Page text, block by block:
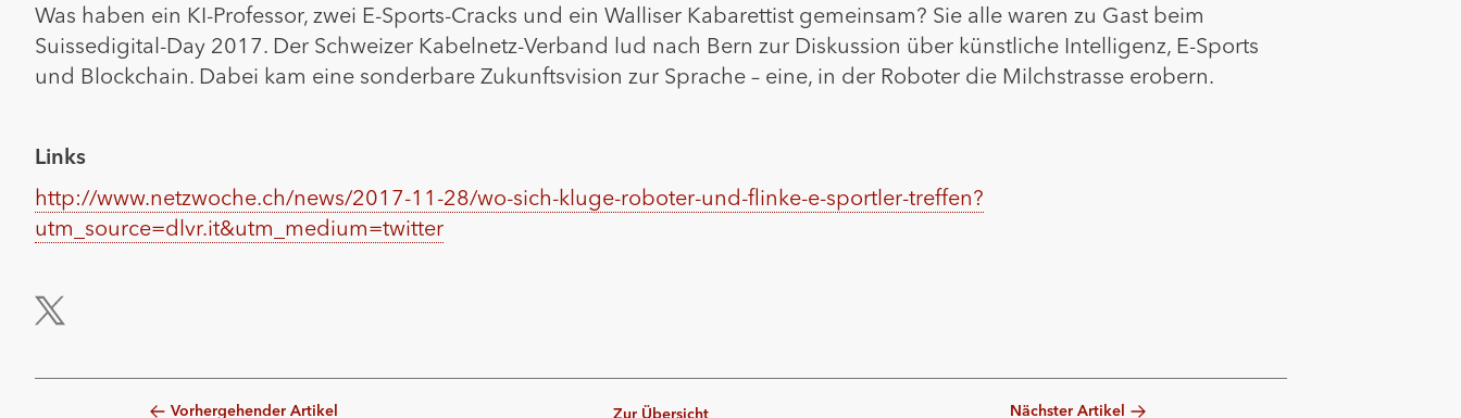
Was haben ein KI-Professor, zwei E-Sports-Cracks und ein Walliser Kabarettist gemeinsam? Sie alle waren zu Gast beim
Suissedigital-Day 2017. Der Schweizer Kabelnetz-Verband lud nach Bern zur Diskussion über künstliche Intelligenz, E-Sports
und Blockchain. Dabei kam eine sonderbare Zukunftsvision zur Sprache – eine, in der Roboter die Milchstrasse erobern.
Links
http://www.netzwoche.ch/news/2017-11-28/wo-sich-kluge-roboter-und-flinke-e-sportler-treffen?
utm_source=dlvr.it&utm_medium=twitter
Vorhergehender Artikel Zur Übersicht Nächster Artikel